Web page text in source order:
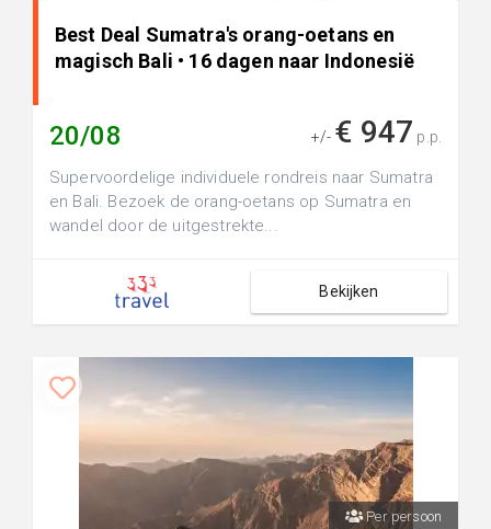
Best Deal Sumatra's orang-oetans en
magisch Bali • 16 dagen naar Indonesië
20/08 +/- € 947 p.p.
Supervoordelige individuele rondreis naar Sumatra
en Bali. Bezoek de orang-oetans op Sumatra en
wandel door de uitgestrekte...
Bekijken
Per persoon